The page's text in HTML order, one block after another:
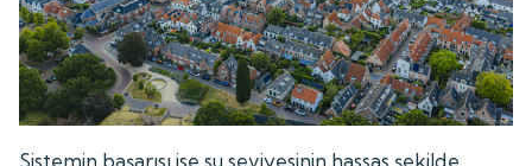
Sistemin başarısı ise su seviyesinin hassas şekilde